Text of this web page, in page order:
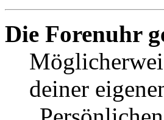
Die Forenuhr
deiner